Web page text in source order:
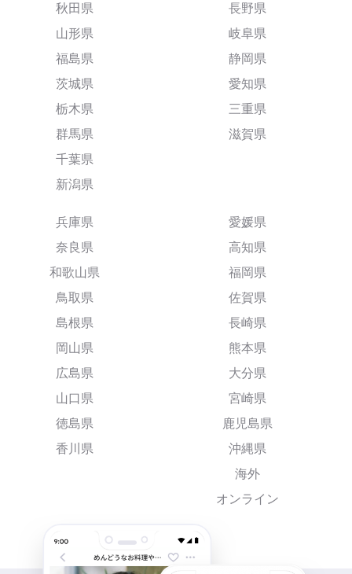
秋田県
山形県
福島県
茨城県
栃木県
群馬県
千葉県
新潟県
長野県
岐阜県
静岡県
愛知県
三重県
滋賀県
兵庫県
奈良県
和歌山県
鳥取県
島根県
岡山県
広島県
山口県
徳島県
香川県
愛媛県
高知県
福岡県
佐賀県
長崎県
熊本県
大分県
宮崎県
鹿児島県
沖縄県
海外
オンライン